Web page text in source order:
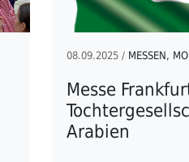
08.09.2025 / MESSEN,
Messe
Arabien